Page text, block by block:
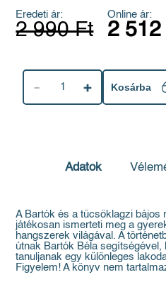
Eredeti ár:
2 990 Ft
Online ár:
2 512
1 Kosárba
Adatok
A Bartók és a tücsöklagzi bájos
játékosan ismerteti meg a
hangszerek világával. A
útnak Bartók Béla segítségével,
tanuljanak egy különleges
Figyelem! A könyv nem